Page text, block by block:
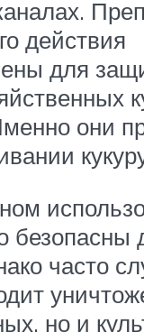
действия
для
они
безопасны
часто
но и